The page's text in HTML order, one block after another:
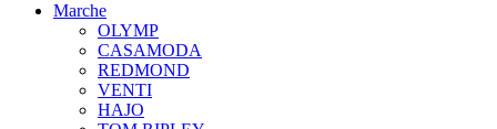
Marche
OLYMP
CASAMODA
REDMOND
VENTI
HAJO